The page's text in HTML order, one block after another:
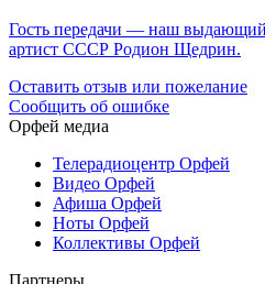
Гость передачи — наш
артист СССР Родион Щедрин.
Оставить отзыв или пожелание
Сообщить об ошибке
Орфей медиа
Телерадиоцентр Орфей
Видео Орфей
Афиша Орфей
Ноты Орфей
Коллективы Орфей